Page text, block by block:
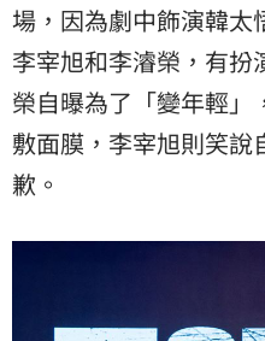
場，因為劇中飾演韓太
李宰旭和李濬榮，有扮
榮自曝為了「變年輕
敷面膜，李宰旭則笑
歉。